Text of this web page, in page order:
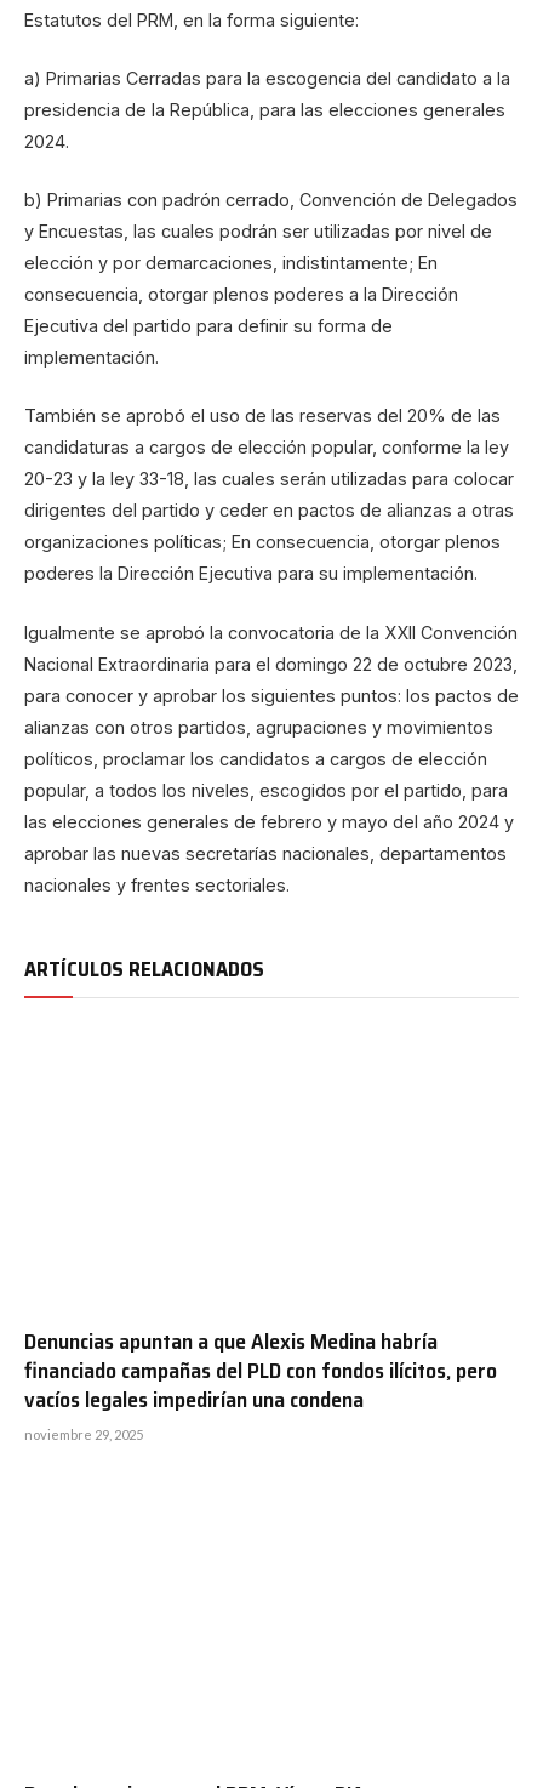
Estatutos del PRM, en la forma siguiente:
a) Primarias Cerradas para la escogencia del candidato a la
presidencia de la República, para las elecciones generales
2024.
b) Primarias con padrón cerrado, Convención de Delegados
y Encuestas, las cuales podrán ser utilizadas por nivel de
elección y por demarcaciones, indistintamente; En
consecuencia, otorgar plenos poderes a la Dirección
Ejecutiva del partido para definir su forma de
implementación.
También se aprobó el uso de las reservas del 20% de las
candidaturas a cargos de elección popular, conforme la ley
20-23 y la ley 33-18, las cuales serán utilizadas para colocar
dirigentes del partido y ceder en pactos de alianzas a otras
organizaciones políticas; En consecuencia, otorgar plenos
poderes la Dirección Ejecutiva para su implementación.
Igualmente se aprobó la convocatoria de la XXII Convención
Nacional Extraordinaria para el domingo 22 de octubre 2023,
para conocer y aprobar los siguientes puntos: los pactos de
alianzas con otros partidos, agrupaciones y movimientos
políticos, proclamar los candidatos a cargos de elección
popular, a todos los niveles, escogidos por el partido, para
las elecciones generales de febrero y mayo del año 2024 y
aprobar las nuevas secretarías nacionales, departamentos
nacionales y frentes sectoriales.
ARTÍCULOS RELACIONADOS
Denuncias apuntan a que Alexis Medina habría
financiado campañas del PLD con fondos ilícitos, pero
vacíos legales impedirían una condena
noviembre 29, 2025